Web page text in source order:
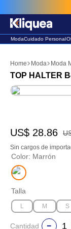
ModaCuidado Personal
Moda Moda
TOP HALTER
US$ 28.86
Sin cargos de
Color: Marrón
Talla
L M S
Cantidad
2. sandalia